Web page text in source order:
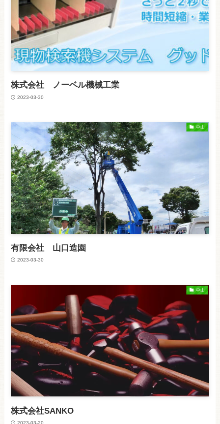
株式会社 ノーベル機械工業
2023-03-30
中山
有限会社 山口造園
2023-03-30
中山
株式会社SANKO
2023-03-20